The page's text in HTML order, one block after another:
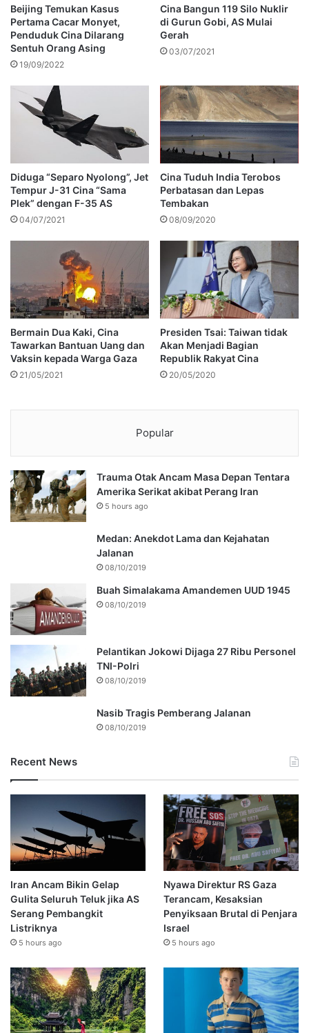
Beijing Temukan Kasus
Pertama Cacar Monyet,
Penduduk Cina Dilarang
Sentuh Orang Asing
19/09/2022
Cina Bangun 119 Silo Nuklir
di Gurun Gobi, AS Mulai
Gerah
03/07/2021
Diduga “Separo Nyolong”, Jet
Tempur J-31 Cina “Sama
Plek” dengan F-35 AS
04/07/2021
Cina Tuduh India Terobos
Perbatasan dan Lepas
Tembakan
08/09/2020
Bermain Dua Kaki, Cina
Tawarkan Bantuan Uang dan
Vaksin kepada Warga Gaza
21/05/2021
Presiden Tsai: Taiwan tidak
Akan Menjadi Bagian
Republik Rakyat Cina
20/05/2020
Popular
Trauma Otak Ancam Masa Depan Tentara
Amerika Serikat akibat Perang Iran
5 hours ago
Medan: Anekdot Lama dan Kejahatan
Jalanan
08/10/2019
Buah Simalakama Amandemen UUD 1945
08/10/2019
Pelantikan Jokowi Dijaga 27 Ribu Personel
TNI-Polri
08/10/2019
Nasib Tragis Pemberang Jalanan
08/10/2019
Recent News
Iran Ancam Bikin Gelap
Gulita Seluruh Teluk jika AS
Serang Pembangkit
Listriknya
5 hours ago
Nyawa Direktur RS Gaza
Terancam, Kesaksian
Penyiksaan Brutal di Penjara
Israel
5 hours ago